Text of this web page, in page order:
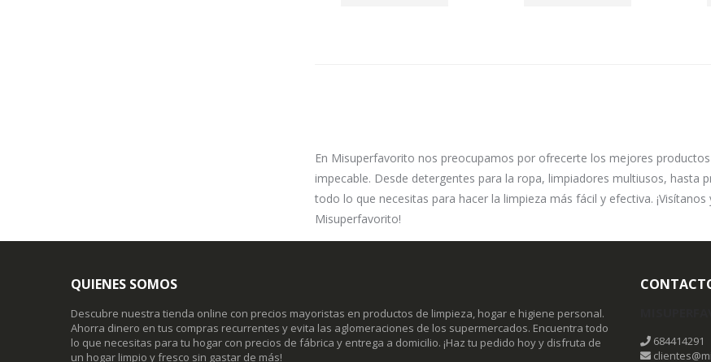
En Misuperfavorito nos preocupamos por ofrecerte los mejores
impecable. Desde detergentes para la ropa, limpiadores multiusos, hasta
todo lo que necesitas para hacer la limpieza más fácil y efectiva.
Misuperfavorito!
QUIENES SOMOS
Descubre nuestra tienda online con precios mayoristas en productos de limpieza, hogar e higiene personal.
Ahorra dinero en tus compras recurrentes y evita las aglomeraciones de los supermercados. Encuentra todo
lo que necesitas para tu hogar con precios de fábrica y entrega a domicilio. ¡Haz tu pedido hoy y disfruta de
un hogar limpio y fresco sin gastar de más!
684414291